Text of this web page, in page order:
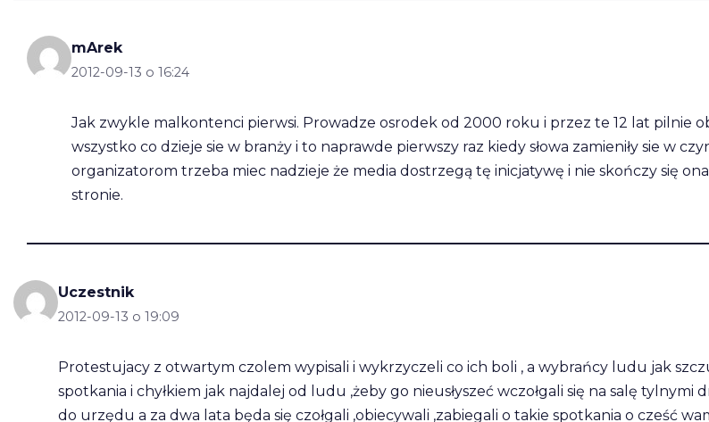
mArek
2012-09-13 o 16:24
Jak zwykle malkontenci pierwsi. Prowadze osrodek od 2000 roku i przez te 12 lat pilnie
wszystko co dzieje sie w branży i to naprawde pierwszy raz kiedy słowa zamieniły sie w
organizatorom trzeba miec nadzieje że media dostrzegą tę inicjatywę i nie skończy się
stronie.
Uczestnik
2012-09-13 o 19:09
Protestujacy z otwartym czolem wypisali i wykrzyczeli co ich boli , a wybrańcy ludu jak
spotkania i chyłkiem jak najdalej od ludu ,żeby go nieusłyszeć wczołgali się na salę tylnymi
do urzędu a za dwa lata będa się czołgali ,obiecywali ,zabiegali o takie spotkania o cześć